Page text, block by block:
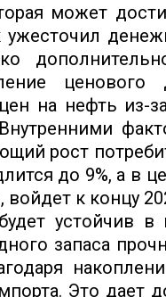
может
ужесточил
на нефть из-
рост
до 9%, а в
войдет к концу
устойчив
запаса
Это дает